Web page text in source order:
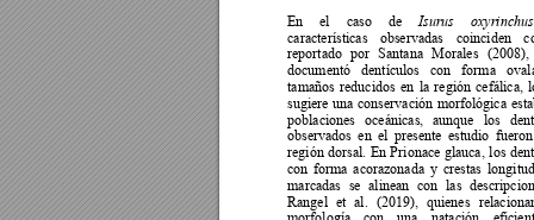
En el caso de Isurus oxyrinchus
características
observadas coinciden
reportado por Santana Morales (2008),
documentó
dentículos con forma
tamaños reducidos en la región cefálica,
sugiere una conservación morfológica
poblaciones
oceánicas, aunque los
observados en el presente estudio
región dorsal. En Prionace glauca, los
con forma acorazonada y crestas
marcadas se alinean con las
Rangel et al. (2019), quienes